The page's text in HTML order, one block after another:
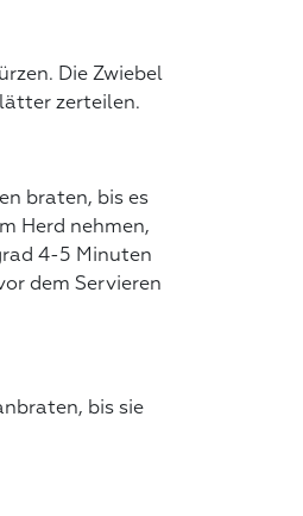
Die Zwiebel
zerteilen.
braten, bis es
Herd nehmen,
4-5 Minuten
dem Servieren
bis sie